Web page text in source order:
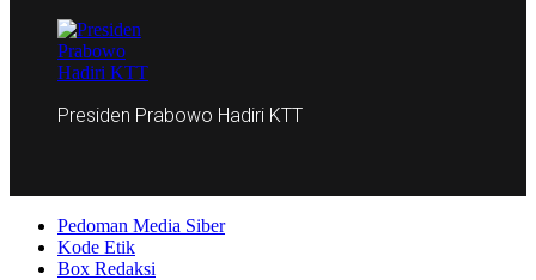
Presiden Prabowo Hadiri KTT
Pedoman Media Siber
Kode Etik
Box Redaksi